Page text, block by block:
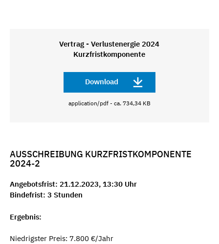
Vertrag - Verlustenergie 2024
Kurzfristkomponente
Download
application/pdf - ca. 734,34 KB
AUSSCHREIBUNG KURZFRISTKOMPONENTE
2024-2
Angebotsfrist: 21.12.2023, 13:30 Uhr
Bindefrist: 3 Stunden
Ergebnis:
Niedrigster Preis: 7.800 €/Jahr